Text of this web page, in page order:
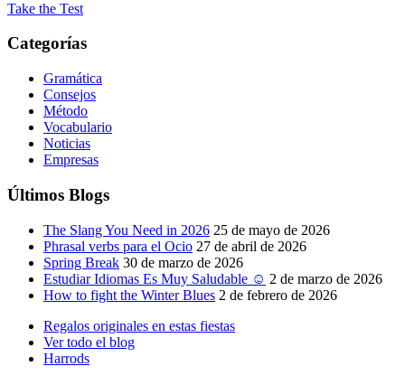
Take the Test
Categorías
Gramática
Consejos
Método
Vocabulario
Noticias
Empresas
Últimos Blogs
The Slang You Need in 2026 25 de mayo de 2026
Phrasal verbs para el Ocio 27 de abril de 2026
Spring Break 30 de marzo de 2026
Estudiar Idiomas Es Muy Saludable ☺ 2 de marzo de 2026
How to fight the Winter Blues 2 de febrero de 2026
Regalos originales en estas fiestas
Ver todo el blog
Harrods